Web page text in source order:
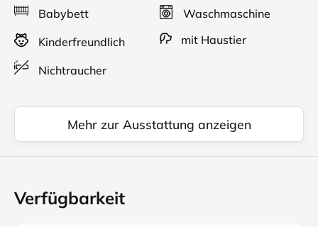
Babybett
Waschmaschine
Kinderfreundlich
mit Haustier
Nichtraucher
Mehr zur Ausstattung anzeigen
Verfügbarkeit